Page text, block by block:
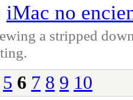
iMac no
a stripped
5 6 7 8 9 10